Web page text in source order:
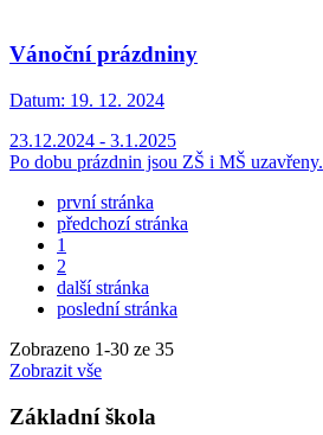
Vánoční prázdniny
Datum: 19. 12. 2024
23.12.2024 - 3.1.2025
Po dobu prázdnin jsou ZŠ i MŠ uzavřeny.
první stránka
předchozí stránka
1
2
další stránka
poslední stránka
Zobrazeno 1-30 ze 35
Zobrazit vše
Základní škola